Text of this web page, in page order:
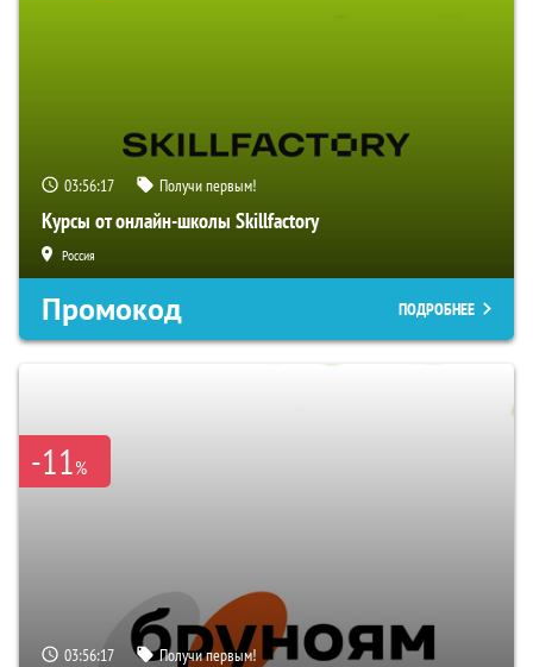
03:56:16 Получи первым!
Курсы от онлайн-школы Skillfactory
Россия
Промокод ПОДРОБНЕЕ
-11%
03:56:16 Получи первым!